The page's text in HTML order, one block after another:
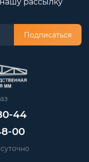
рассылку
Подписаться
44
00